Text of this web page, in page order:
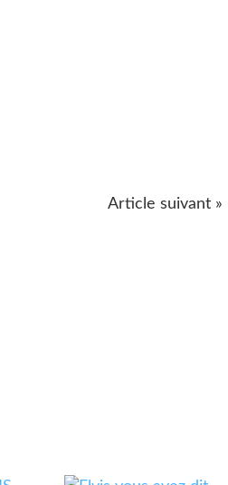
Article suivant »